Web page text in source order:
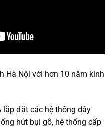
Hà Nội với hơn 10 năm kinh
lắp đặt các hệ thống dây
hút bụi gỗ, hệ thống cấp